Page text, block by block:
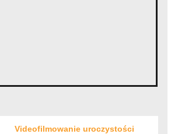
Videofilmowanie uroczystości